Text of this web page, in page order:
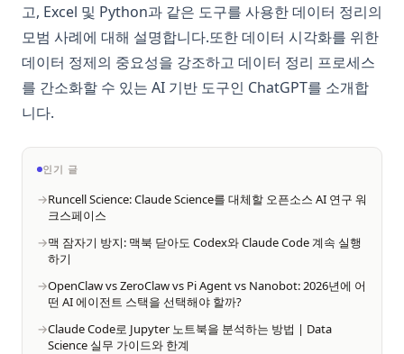
고, Excel 및 Python과 같은 도구를 사용한 데이터 정리의
모범 사례에 대해 설명합니다.또한 데이터 시각화를 위한
데이터 정제의 중요성을 강조하고 데이터 정리 프로세스
를 간소화할 수 있는 AI 기반 도구인 ChatGPT를 소개합
니다.
인기 글
Runcell Science: Claude Science를 대체할 오픈소스 AI 연구 워
크스페이스
맥 잠자기 방지: 맥북 닫아도 Codex와 Claude Code 계속 실행
하기
OpenClaw vs ZeroClaw vs Pi Agent vs Nanobot: 2026년에 어
떤 AI 에이전트 스택을 선택해야 할까?
Claude Code로 Jupyter 노트북을 분석하는 방법 | Data
Science 실무 가이드와 한계